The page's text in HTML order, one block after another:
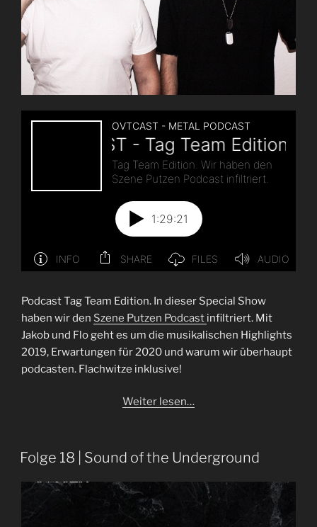
Podcast Tag Team Edition. In dieser Special Show
haben wir den Szene Putzen Podcast infiltriert. Mit
Jakob und Flo geht es um die musikalischen Highlights
2019, Erwartungen für 2020 und warum wir überhaupt
podcasten. Flachwitze inklusive!
Weiter lesen…
Folge 18 | Sound of the Underground